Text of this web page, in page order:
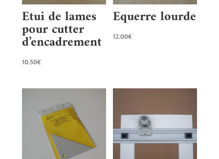
Etui de lames
pour cutter
d’encadrement
10.50€
Equerre lourde
12.00€